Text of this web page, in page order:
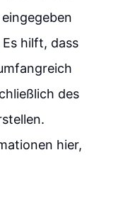
hilft, dass
des
hier,